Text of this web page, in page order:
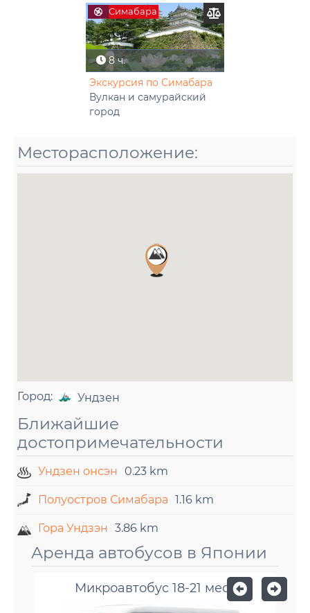
Симабара
8 ч.
Экскурсия по Симабара
Вулкан и самурайский
город
Месторасположение:
Город: Ундзен
Ближайшие
достопримечательности
Ундзен онсэн 0.23 km
Полуостров Симабара 1.16 km
Гора Ундзэн 3.86 km
Аренда автобусов в Японии
Микроавтобус 18-21 мест